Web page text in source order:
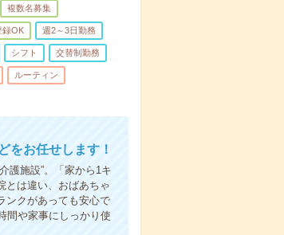
複数名募集
録OK 週2～3日勤務
シフト 交替制勤務
ルーティン
をお任せします！
護施設”。「家から1キ
とは違い、おばあちゃ
ンクがあっても安心で
間や家事にしっかり使